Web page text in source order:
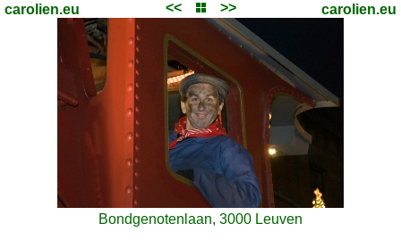
carolien.eu << >> carolien.eu
Bondgenotenlaan, 3000 Leuven